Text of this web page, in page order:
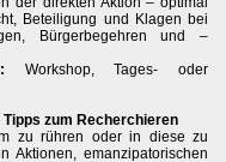
Beteiligung und Klagen bei
Bürgerbegehren und –
Workshop, Tages- oder
zum Recherchieren
zu rühren oder in diese zu
Aktionen, emanzipatorischen